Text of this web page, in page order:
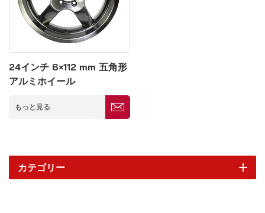
24インチ 6×112 mm 五角形
アルミホイール
もっと見る
カテゴリー